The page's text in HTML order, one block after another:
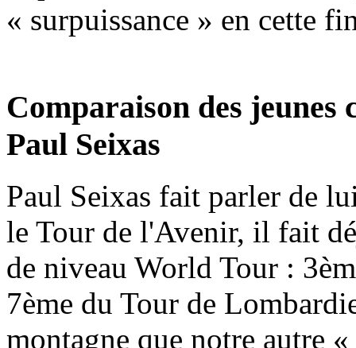
« surpuissance » en cette
Comparaison des
Paul Seixas
Paul Seixas fait parler de
le Tour de l'Avenir, il fait
de niveau World Tour :
7ème du Tour de
montagne que notre autre